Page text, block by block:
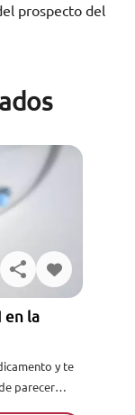
prospecto del
en la
y te
parecer